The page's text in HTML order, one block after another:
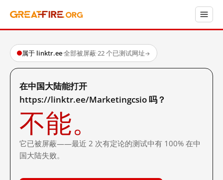
属于 linktr.ee·全部被屏蔽·22 个已测试网址→
在中国大陆能打开
https://linktr.ee/Marketingcsio 吗？
不能。
它已被屏蔽——最近 2 次有定论的测试中有 100% 在中
国大陆失败。